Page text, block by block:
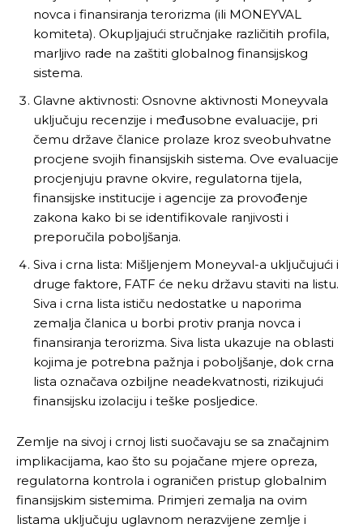
novca i finansiranja terorizma (ili MONEYVAL
komiteta). Okupljajući stručnjake različitih profila,
marljivo rade na zaštiti globalnog finansijskog
sistema.
Glavne aktivnosti: Osnovne aktivnosti Moneyvala
uključuju recenzije i međusobne evaluacije, pri
čemu države članice prolaze kroz sveobuhvatne
procjene svojih finansijskih sistema. Ove evaluacije
procjenjuju pravne okvire, regulatorna tijela,
finansijske institucije i agencije za provođenje
zakona kako bi se identifikovale ranjivosti i
preporučila poboljšanja.
Siva i crna lista: Mišljenjem Moneyval-a uključujući i
druge faktore, FATF će neku državu staviti na listu.
Siva i crna lista ističu nedostatke u naporima
zemalja članica u borbi protiv pranja novca i
finansiranja terorizma. Siva lista ukazuje na oblasti
kojima je potrebna pažnja i poboljšanje, dok crna
lista označava ozbiljne neadekvatnosti, rizikujući
finansijsku izolaciju i teške posljedice.
Zemlje na sivoj i crnoj listi suočavaju se sa značajnim
implikacijama, kao što su pojačane mjere opreza,
regulatorna kontrola i ograničen pristup globalnim
finansijskim sistemima. Primjeri zemalja na ovim
listama uključuju uglavnom nerazvijene zemlje i